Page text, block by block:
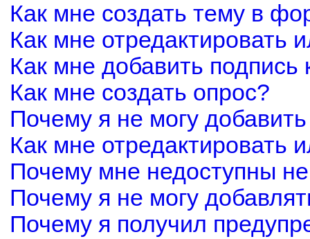
Как мне создать тему в
Как мне отредактировать
Как мне добавить
Как мне создать опрос?
Почему я не могу
Как мне отредактировать
Почему мне недоступны
Почему я не могу
Почему я получил